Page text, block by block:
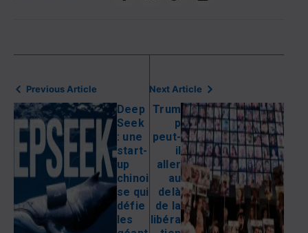
Previous Article
Deep
Seek
: une
start-
up
chinoi
se qui
défie
les
Next Article
Trum
p
peut-
il
aller
au
delà
de la
libéra